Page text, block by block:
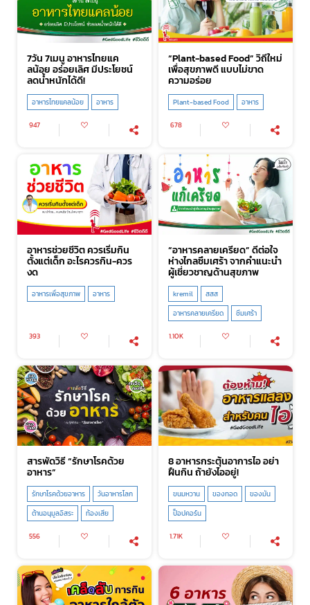
7วัน 7เมนู อาหารไทยแค
ลน้อย อร่อยเลิศ มีประโยชน์
ลดน้ำหนักได้ดี!
อาหารไทยแคลน้อย อาหาร
947
“Plant-based Food” วิถีใหม่
เพื่อสุขภาพดี แบบไม่ขาด
ความอร่อย
Plant-based Food อาหาร
678
อาหารช่วยชีวิต ควรเริ่มกิน
ตั้งแต่เด็ก อะไรควรกิน-ควร
งด
อาหารเพื่อสุขภาพ อาหาร
393
“อาหารคลายเครียด” ดีต่อใจ
ห่างไกลซึมเศร้า จากคำแนะนำ
ผู้เชี่ยวชาญด้านสุขภาพ
kremil
สสส
อาหารคลายเครียด
ซึมเศร้า
1.10K
สารพัดวิธี “รักษาโรคด้วย
อาหาร”
รักษาโรคด้วยอาหาร
วันอาหารโลก
ต้านอนุมูลอิสระ
ท้องเสีย
556
8 อาหารกระตุ้นอาการไอ อย่า
ฝืนกิน ถ้ายังไออยู่!
ขนมหวาน ของทอด
ของมัน
ป็อปคอร์น
1.71K